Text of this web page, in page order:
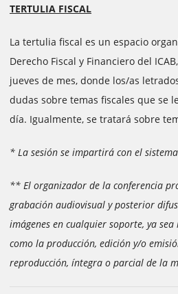
TERTULIA FISCAL
La tertulia fiscal es un espacio
Derecho Fiscal y Financiero del
jueves de mes, donde los/as
dudas sobre temas fiscales que se
día. Igualmente, se tratará sobre
* La sesión se impartirá con el
** El organizador de la conferencia
grabación audiovisual y posterior
imágenes en cualquier soporte, ya
como la producción, edición y/o
reproducción, íntegra o parcial de la